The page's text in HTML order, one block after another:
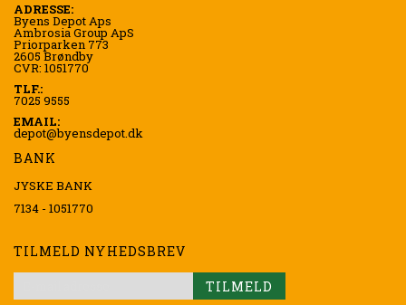
ADRESSE:
Byens Depot Aps
Ambrosia Group ApS
Priorparken 773
2605 Brøndby
CVR: 1051770
TLF.:
7025 9555
EMAIL:
depot@byensdepot.dk
BANK
JYSKE BANK
7134 - 1051770
TILMELD NYHEDSBREV
TILMELD